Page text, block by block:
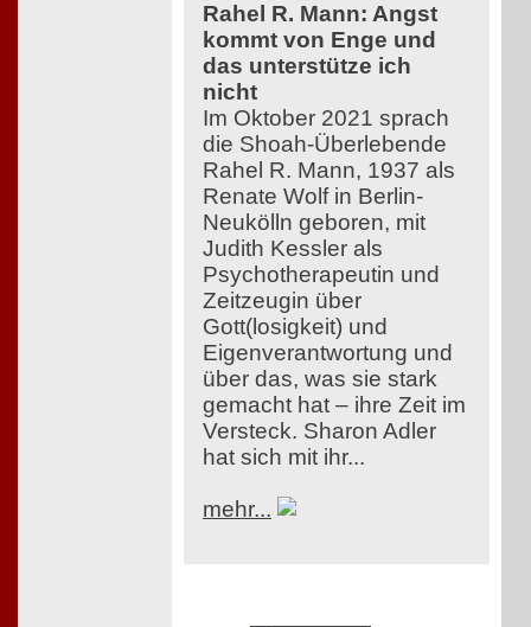
Rahel R. Mann: Angst
kommt von Enge und
das unterstütze ich
nicht
Im Oktober 2021 sprach
die Shoah-Überlebende
Rahel R. Mann, 1937 als
Renate Wolf in Berlin-
Neukölln geboren, mit
Judith Kessler als
Psychotherapeutin und
Zeitzeugin über
Gott(losigkeit) und
Eigenverantwortung und
über das, was sie stark
gemacht hat – ihre Zeit im
Versteck. Sharon Adler
hat sich mit ihr...
mehr...